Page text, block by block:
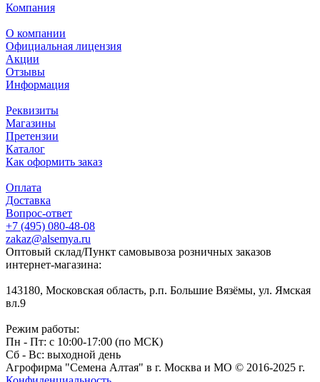
Компания
О компании
Официальная лицензия
Акции
Отзывы
Информация
Реквизиты
Магазины
Претензии
Каталог
Как оформить заказ
Оплата
Доставка
Вопрос-ответ
+7 (495) 080-48-08
zakaz@alsemya.ru
Оптовый склад/Пункт самовывоза розничных заказов
интернет-магазина:
143180, Московская область, р.п. Большие Вязёмы, ул. Ямская
вл.9
Режим работы:
Пн - Пт: с 10:00-17:00 (по МСК)
Сб - Вс: выходной день
Агрофирма "Семена Алтая" в г. Москва и МО © 2016-2025 г.